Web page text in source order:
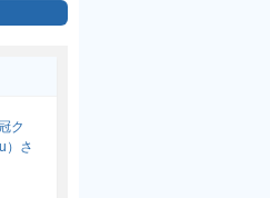
ク
）さ